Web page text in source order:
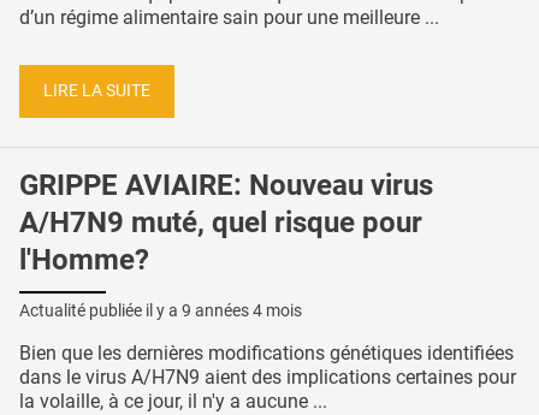
d’un régime alimentaire sain pour une meilleure ...
LIRE LA SUITE
GRIPPE AVIAIRE: Nouveau virus
A/H7N9 muté, quel risque pour
l'Homme?
Actualité publiée il y a 9 années 4 mois
Bien que les dernières modifications génétiques identifiées
dans le virus A/H7N9 aient des implications certaines pour
la volaille, à ce jour, il n'y a aucune ...